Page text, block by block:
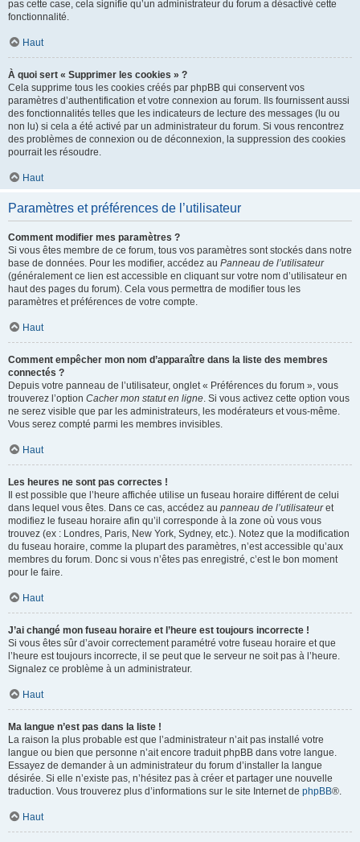
pas cette case, cela signifie qu’un administrateur du forum a désactivé cette
fonctionnalité.
Haut
À quoi sert « Supprimer les cookies » ?
Cela supprime tous les cookies créés par phpBB qui conservent vos
paramètres d’authentification et votre connexion au forum. Ils fournissent aussi
des fonctionnalités telles que les indicateurs de lecture des messages (lu ou
non lu) si cela a été activé par un administrateur du forum. Si vous rencontrez
des problèmes de connexion ou de déconnexion, la suppression des cookies
pourrait les résoudre.
Haut
Paramètres et préférences de l’utilisateur
Comment modifier mes paramètres ?
Si vous êtes membre de ce forum, tous vos paramètres sont stockés dans notre
base de données. Pour les modifier, accédez au Panneau de l’utilisateur
(généralement ce lien est accessible en cliquant sur votre nom d’utilisateur en
haut des pages du forum). Cela vous permettra de modifier tous les
paramètres et préférences de votre compte.
Haut
Comment empêcher mon nom d’apparaître dans la liste des membres
connectés ?
Depuis votre panneau de l’utilisateur, onglet « Préférences du forum », vous
trouverez l’option Cacher mon statut en ligne . Si vous activez cette option vous
ne serez visible que par les administrateurs, les modérateurs et vous-même.
Vous serez compté parmi les membres invisibles.
Haut
Les heures ne sont pas correctes !
Il est possible que l’heure affichée utilise un fuseau horaire différent de celui
dans lequel vous êtes. Dans ce cas, accédez au panneau de l’utilisateuret
modifiez le fuseau horaire afin qu’il corresponde à la zone où vous vous
trouvez (ex : Londres, Paris, New York, Sydney, etc.). Notez que la modification
du fuseau horaire, comme la plupart des paramètres, n’est accessible qu’aux
membres du forum. Donc si vous n’êtes pas enregistré, c’est le bon moment
pour le faire.
Haut
J’ai changé mon fuseau horaire et l’heure est toujours incorrecte !
Si vous êtes sûr d’avoir correctement paramétré votre fuseau horaire et que
l’heure est toujours incorrecte, il se peut que le serveur ne soit pas à l’heure.
Signalez ce problème à un administrateur.
Haut
Ma langue n’est pas dans la liste !
La raison la plus probable est que l’administrateur n’ait pas installé votre
langue ou bien que personne n’ait encore traduit phpBB dans votre langue.
Essayez de demander à un administrateur du forum d’installer la langue
désirée. Si elle n’existe pas, n’hésitez pas à créer et partager une nouvelle
traduction. Vous trouverez plus d’informations sur le site Internet de phpBB®.
Haut